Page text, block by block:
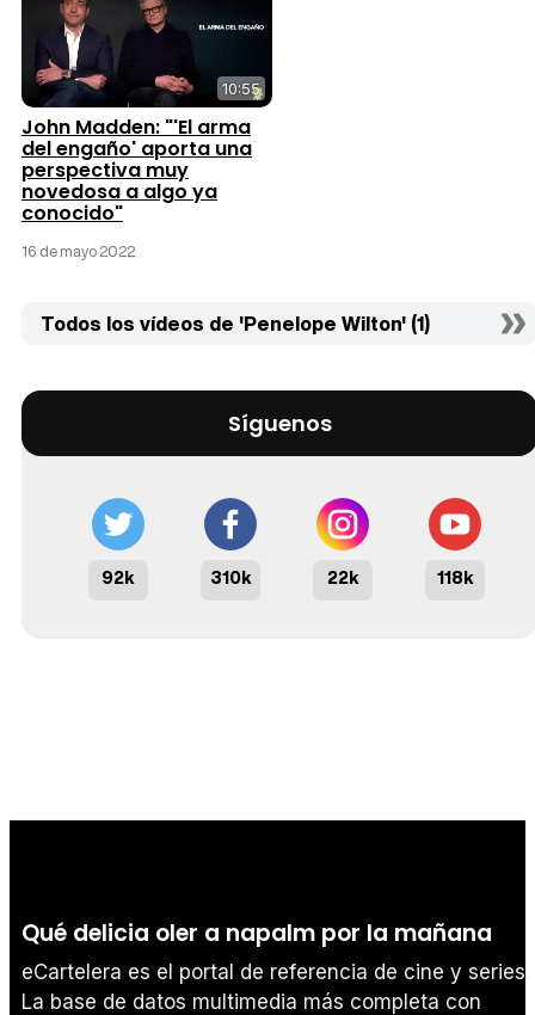
10:55
John Madden: "'El arma
del engaño' aporta una
perspectiva muy
novedosa a algo ya
conocido"
16 de mayo 2022
Todos los vídeos de 'Penelope Wilton' (1)
Síguenos
92k 310k 22k 118k
Qué delicia oler a napalm por la mañana
eCartelera es el portal de referencia de cine y series.
La base de datos multimedia más completa con